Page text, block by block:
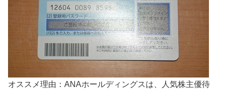
オススメ理由：ANAホールディングスは、人気株主優待